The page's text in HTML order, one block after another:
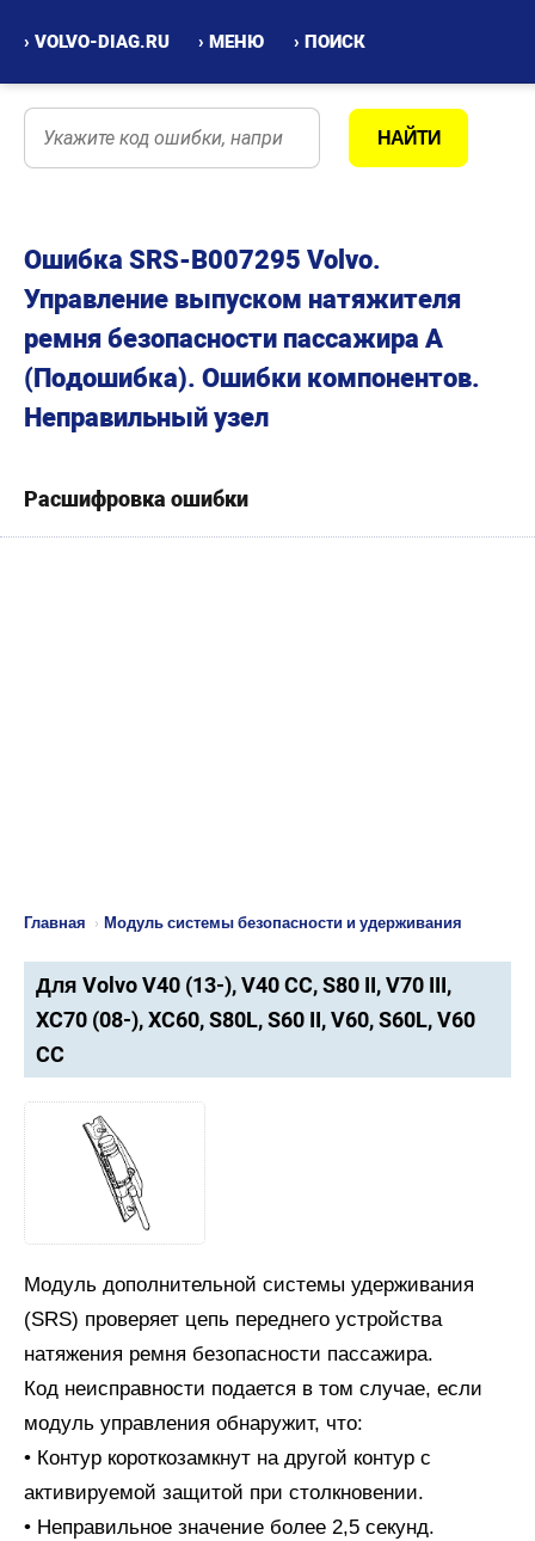
› VOLVO-DIAG.RU › МЕНЮ › ПОИСК
Ошибка SRS-B007295 Volvo.
Управление выпуском натяжителя
ремня безопасности пассажира A
(Подошибка). Ошибки компонентов.
Неправильный узел
Расшифровка ошибки
Главная › Модуль системы безопасности и удерживания
Для Volvo V40 (13-), V40 CC, S80 II, V70 III,
XC70 (08-), XC60, S80L, S60 II, V60, S60L, V60
CC
Модуль дополнительной системы удерживания
(SRS) проверяет цепь переднего устройства
натяжения ремня безопасности пассажира.
Код неисправности подается в том случае, если
модуль управления обнаружит, что:
• Контур короткозамкнут на другой контур с
активируемой защитой при столкновении.
• Неправильное значение более 2,5 секунд.